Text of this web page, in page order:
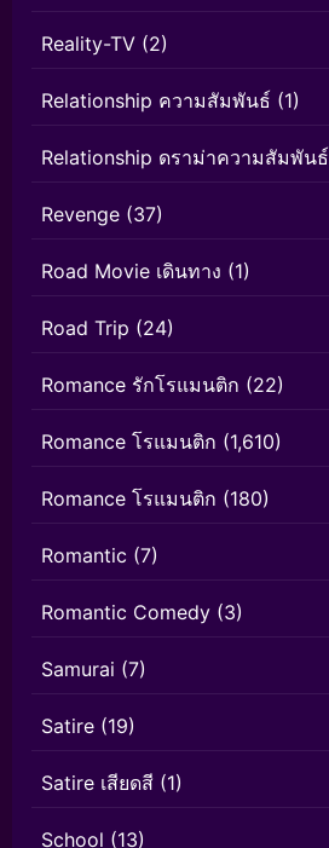
Reality-TV (2)
Relationship ความสัมพันธ์ (1)
Relationship ดราม่าความสัมพันธ์
Revenge (37)
Road Movie เดินทาง (1)
Road Trip (24)
Romance รักโรแมนติก (22)
Romance โรแมนติก (1,610)
Romance โรแมนติก (180)
Romantic (7)
Romantic Comedy (3)
Samurai (7)
Satire (19)
Satire เสียดสี (1)
School (13)